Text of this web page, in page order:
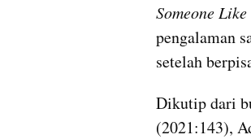
Someone Like
pengalaman
setelah
Dikutip dari
(2021:143),